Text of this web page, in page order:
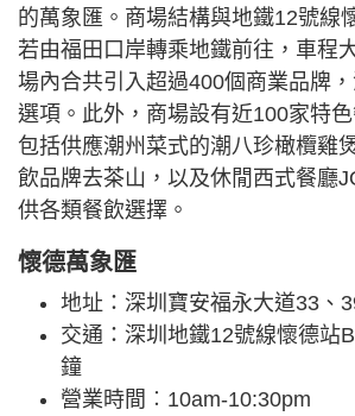
的萬象匯。商場結構與地鐵12號線
若由福田口岸轉乘地鐵前往，車程
場內合共引入超過400個商業品牌
選項。此外，商場設有近100家特
包括供應潮州菜式的潮八珍橄欖雞
飲品牌去茶山，以及休閒西式餐廳
供各類餐飲選擇。
懷德萬象匯
地址：深圳寶安福永大道33、
交通：深圳地鐵12號線懷德站
鐘
營業時間︰10am-10:30pm